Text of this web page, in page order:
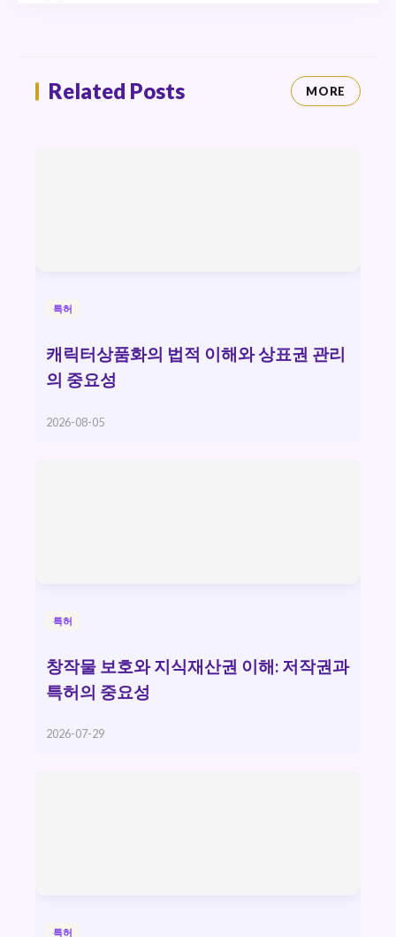
Related Posts MORE
특허
캐릭터상품화의 법적 이해와 상표권 관리
의 중요성
2026-08-05
특허
창작물 보호와 지식재산권 이해: 저작권과
특허의 중요성
2026-07-29
특허